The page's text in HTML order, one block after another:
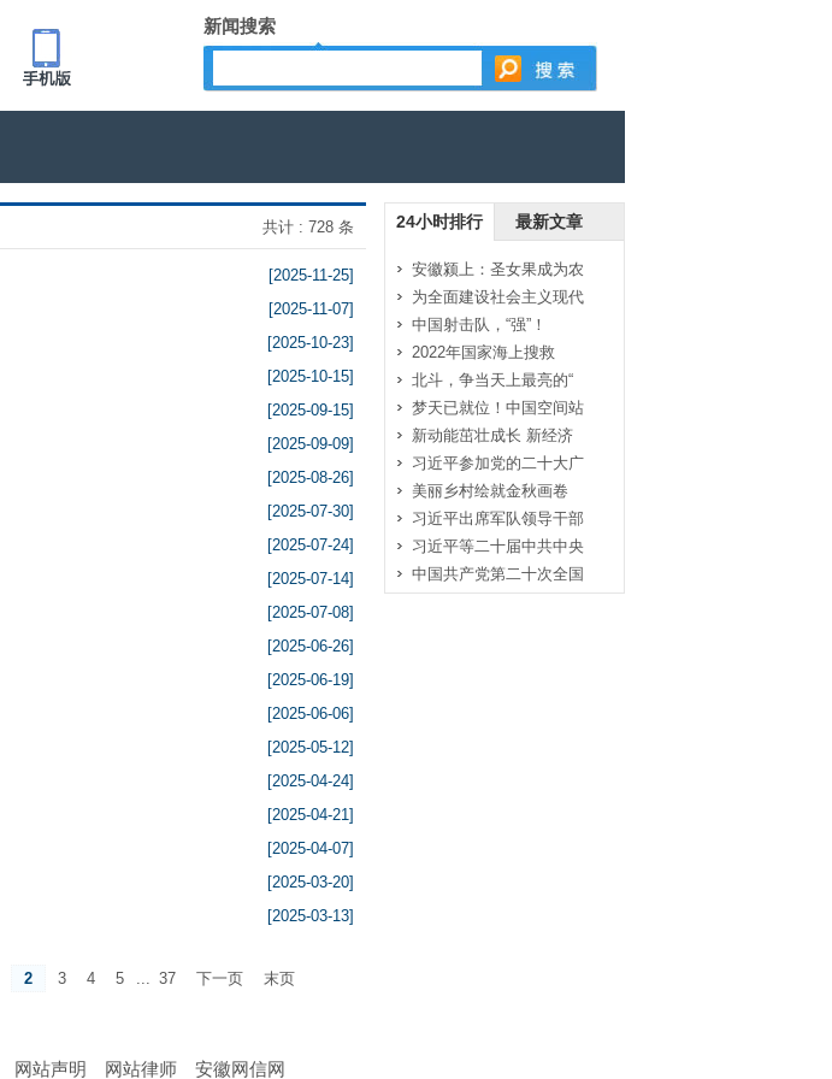
新闻搜索
共计 : 728 条
[2025-11-25]
[2025-11-07]
[2025-10-23]
[2025-10-15]
[2025-09-15]
[2025-09-09]
[2025-08-26]
[2025-07-30]
[2025-07-24]
[2025-07-14]
[2025-07-08]
[2025-06-26]
[2025-06-19]
[2025-06-06]
[2025-05-12]
[2025-04-24]
[2025-04-21]
[2025-04-07]
[2025-03-20]
[2025-03-13]
2 3 4 5 ... 37 下一页 末页
24小时排行 最新文章
安徽颍上：圣女果成为农
为全面建设社会主义现代
中国射击队，“强”！
2022年国家海上搜救
北斗，争当天上最亮的“
梦天已就位！中国空间站
新动能茁壮成长 新经济
习近平参加党的二十大广
美丽乡村绘就金秋画卷
习近平出席军队领导干部
习近平等二十届中共中央
中国共产党第二十次全国
网站声明 网站律师 安徽网信网